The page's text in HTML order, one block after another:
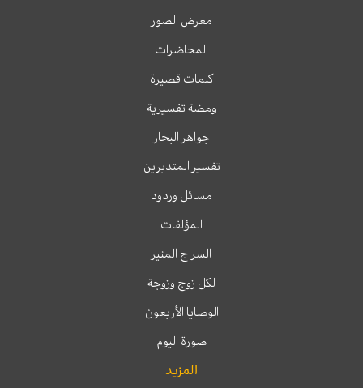
معرض الصور
المحاضرات
كلمات قصيرة
ومضة تفسيرية
جواهر البحار
تفسير المتدبرين
مسائل وردود
المؤلفات
السراج المنير
لكل زوج وزوجة
الوصايا الأربعون
صورة اليوم
المزيد